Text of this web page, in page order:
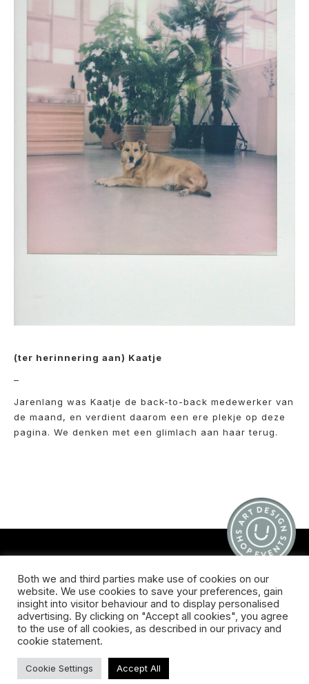
(ter herinnering aan) Kaatje
–
Jarenlang was Kaatje de back-to-back medewerker van
de maand, en verdient daarom een ere plekje op deze
pagina. We denken met een glimlach aan haar terug.
Koningsveldestraat 14
3037 VS Rotterdam
+31 (0) 651426758
info@galleryuntitled.nl
Find us on:
Facebook
YouTubeInstagram
Both we and third parties make use of cookies on our
website. We use cookies to save your preferences, gain
insight into visitor behaviour and to display personalised
advertising. By clicking on "Accept all cookies", you agree
to the use of all cookies, as described in our privacy and
cookie statement.
Cookie Settings Accept All